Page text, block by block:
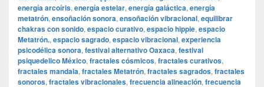
energía arcoíris, energía estelar, energía galáctica, energía
metatrón, ensoñación sonora, ensoñación vibracional, equilibrar
chakras con sonido, espacio curativo, espacio hippie, espacio
Metatrón., espacio sagrado, espacio vibracional, experiencia
psicodélica sonora, festival alternativo Oaxaca, festival
psiquedelico México, fractales cósmicos, fractales curativos,
fractales mandala, fractales Metatrón, fractales sagrados, fractales
sonoros, fractales vibracionales, frecuencia alineación, frecuencia